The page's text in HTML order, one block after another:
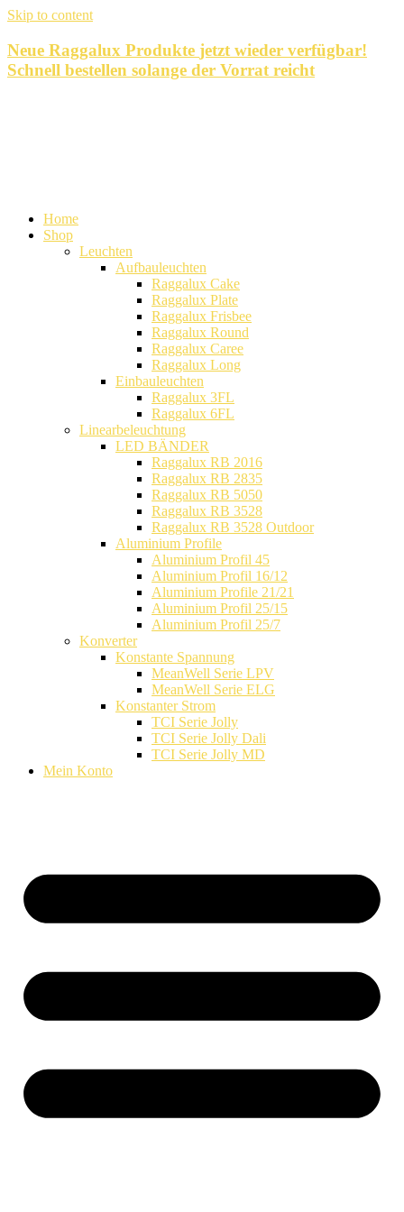
Skip to content
Neue Raggalux Produkte jetzt wieder verfügbar!
Schnell bestellen solange der Vorrat reicht
Home
Shop
Leuchten
Aufbauleuchten
Raggalux Cake
Raggalux Plate
Raggalux Frisbee
Raggalux Round
Raggalux Caree
Raggalux Long
Einbauleuchten
Raggalux 3FL
Raggalux 6FL
Linearbeleuchtung
LED BÄNDER
Raggalux RB 2016
Raggalux RB 2835
Raggalux RB 5050
Raggalux RB 3528
Raggalux RB 3528 Outdoor
Aluminium Profile
Aluminium Profil 45
Aluminium Profil 16/12
Aluminium Profile 21/21
Aluminium Profil 25/15
Aluminium Profil 25/7
Konverter
Konstante Spannung
MeanWell Serie LPV
MeanWell Serie ELG
Konstanter Strom
TCI Serie Jolly
TCI Serie Jolly Dali
TCI Serie Jolly MD
Mein Konto